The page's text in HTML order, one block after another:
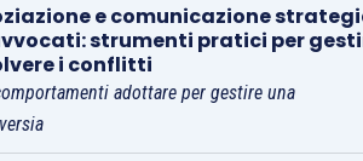
e comunicazione
strumenti pratici per
i conflitti
adottare per gestire una